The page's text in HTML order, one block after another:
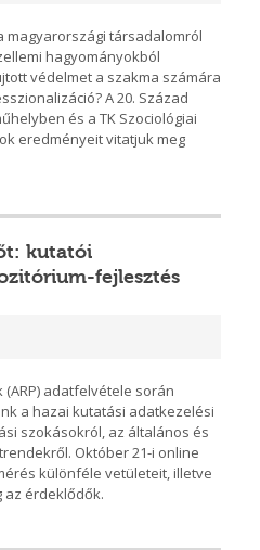
magyarországi társadalomról
hagyományokból
védelmet a szakma számára
A 20. Század
és a TK Szociológiai
eredményeit vitatjuk meg
kutatói
fejlesztés
adatfelvétele során
a hazai kutatási adatkezelési
szokásokról, az általános és
Október 21-i online
különféle vetületeit, illetve
az érdeklődők.